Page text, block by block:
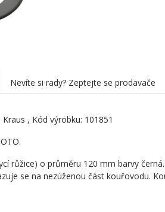
Nevíte si rady? Zeptejte se prodavače
Kraus , Kód výrobku: 101851
růžice) o průměru 120 mm barvy
se na nezúženou část kouřovodu.